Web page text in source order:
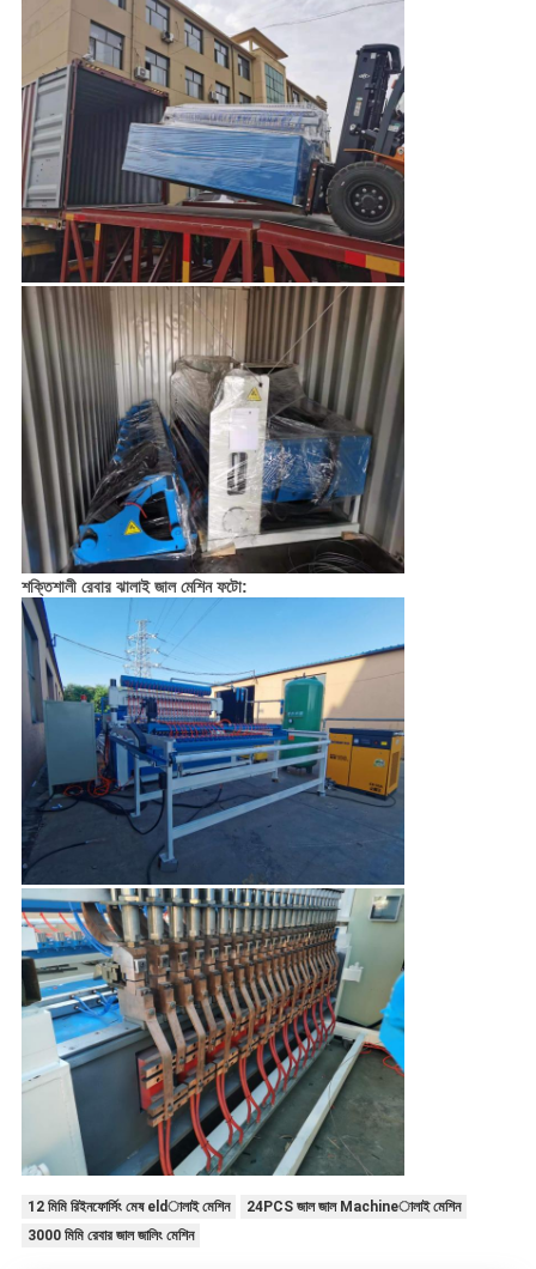
শক্তিশালী রেবার ঝালাই জাল মেশিন ফটো:
12 মিমি রিইনফোর্সিং মেষ eldালাই মেশিন
24PCS জাল জাল Machineালাই মেশিন
3000 মিমি রেবার জাল জালিং মেশিন